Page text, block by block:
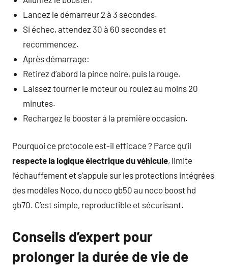
Lancez le démarreur 2 à 3 secondes.
Si échec, attendez 30 à 60 secondes et
recommencez.
Après démarrage:
Retirez d’abord la pince noire, puis la rouge.
Laissez tourner le moteur ou roulez au moins 20
minutes.
Rechargez le booster à la première occasion.
Pourquoi ce protocole est-il efficace ? Parce qu’il
respecte la logique électrique du véhicule, limite
l’échauffement et s’appuie sur les protections intégrées
des modèles Noco, du noco gb50 au noco boost hd
gb70. C’est simple, reproductible et sécurisant.
Conseils d’expert pour
prolonger la durée de vie de